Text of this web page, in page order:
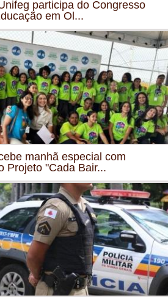
participa do Congresso
em Ol...
manhã especial com
Projeto "Cada Bair...